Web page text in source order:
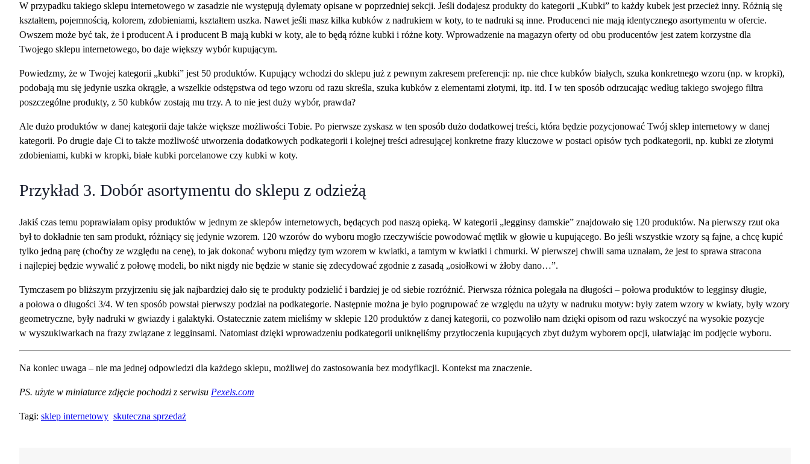
W przypadku takiego sklepu internetowego w zasadzie nie występują dylematy opisane w poprzedniej sekcji. Jeśli dodajesz produkty do kategorii „Kubki” to każdy kubek jest przecież inny. Różnią się
kształtem, pojemnością, kolorem, zdobieniami, kształtem uszka. Nawet jeśli masz kilka kubków z nadrukiem w koty, to te nadruki są inne. Producenci nie mają identycznego asortymentu w ofercie.
Owszem może być tak, że i producent A i producent B mają kubki w koty, ale to będą różne kubki i różne koty. Wprowadzenie na magazyn oferty od obu producentów jest zatem korzystne dla
Twojego sklepu internetowego, bo daje większy wybór kupującym.
Powiedzmy, że w Twojej kategorii „kubki” jest 50 produktów. Kupujący wchodzi do sklepu już z pewnym zakresem preferencji: np. nie chce kubków białych, szuka konkretnego wzoru (np. w kropki),
podobają mu się jedynie uszka okrągłe, a wszelkie odstępstwa od tego wzoru od razu skreśla, szuka kubków z elementami złotymi, itp. itd. I w ten sposób odrzucając według takiego swojego filtra
poszczególne produkty, z 50 kubków zostają mu trzy. A to nie jest duży wybór, prawda?
Ale dużo produktów w danej kategorii daje także większe możliwości Tobie. Po pierwsze zyskasz w ten sposób dużo dodatkowej treści, która będzie pozycjonować Twój sklep internetowy w danej
kategorii. Po drugie daje Ci to także możliwość utworzenia dodatkowych podkategorii i kolejnej treści adresującej konkretne frazy kluczowe w postaci opisów tych podkategorii, np. kubki ze złotymi
zdobieniami, kubki w kropki, białe kubki porcelanowe czy kubki w koty.
Przykład 3. Dobór asortymentu do sklepu z odzieżą
Jakiś czas temu poprawiałam opisy produktów w jednym ze sklepów internetowych, będących pod naszą opieką. W kategorii „legginsy damskie” znajdowało się 120 produktów. Na pierwszy rzut oka
był to dokładnie ten sam produkt, różniący się jedynie wzorem. 120 wzorów do wyboru mogło rzeczywiście powodować mętlik w głowie u kupującego. Bo jeśli wszystkie wzory są fajne, a chcę kupić
tylko jedną parę (choćby ze względu na cenę), to jak dokonać wyboru między tym wzorem w kwiatki, a tamtym w kwiatki i chmurki. W pierwszej chwili sama uznałam, że jest to sprawa stracona
i najlepiej będzie wywalić z połowę modeli, bo nikt nigdy nie będzie w stanie się zdecydować zgodnie z zasadą „osiołkowi w żłoby dano…”.
Tymczasem po bliższym przyjrzeniu się jak najbardziej dało się te produkty podzielić i bardziej je od siebie rozróżnić. Pierwsza różnica polegała na długości – połowa produktów to legginsy długie,
a połowa o długości 3/4. W ten sposób powstał pierwszy podział na podkategorie. Następnie można je było pogrupować ze względu na użyty w nadruku motyw: były zatem wzory w kwiaty, były wzory
geometryczne, były nadruki w gwiazdy i galaktyki. Ostatecznie zatem mieliśmy w sklepie 120 produktów z danej kategorii, co pozwoliło nam dzięki opisom od razu wskoczyć na wysokie pozycje
w wyszukiwarkach na frazy związane z legginsami. Natomiast dzięki wprowadzeniu podkategorii uniknęliśmy przytłoczenia kupujących zbyt dużym wyborem opcji, ułatwiając im podjęcie wyboru.
Na koniec uwaga – nie ma jednej odpowiedzi dla każdego sklepu, możliwej do zastosowania bez modyfikacji. Kontekst ma znaczenie.
PS. użyte w miniaturce zdjęcie pochodzi z serwisu Pexels.com
Tagi: sklep internetowy skuteczna sprzedaż